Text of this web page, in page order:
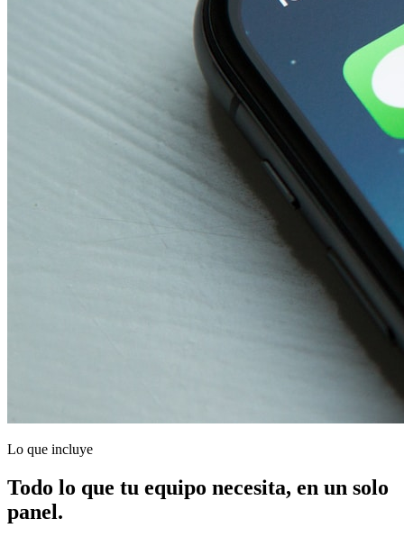
Lo que incluye
Todo lo que tu equipo necesita, en un solo
panel.